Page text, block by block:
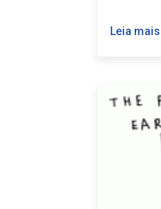
Leia mais